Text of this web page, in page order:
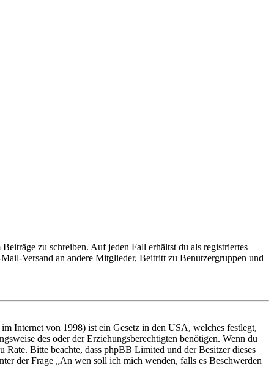
zu schreiben. Auf jeden Fall erhältst du als registriertes
Versand an andere Mitglieder, Beitritt zu Benutzergruppen und
Internet von 1998) ist ein Gesetz in den USA, welches festlegt,
des oder der Erziehungsberechtigten benötigen. Wenn du
Bitte beachte, dass phpBB Limited und der Besitzer dieses
der Frage „An wen soll ich mich wenden, falls es Beschwerden